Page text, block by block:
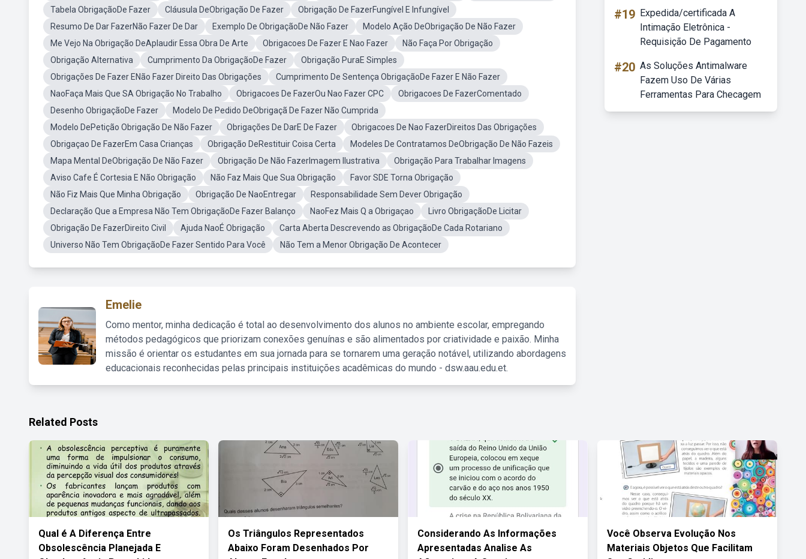
Tabela ObrigaçãoDe Fazer
Cláusula DeObrigação De Fazer
Obrigação De FazerFungível E Infungível
Resumo De Dar FazerNão Fazer De Dar
Exemplo De ObrigaçãoDe Não Fazer
Modelo Ação DeObrigação De Não Fazer
Me Vejo Na Obrigação DeAplaudir Essa Obra De Arte
Obrigacoes De Fazer E Nao Fazer
Não Faça Por Obrigação
Obrigação Alternativa
Cumprimento Da ObrigaçãoDe Fazer
Obrigação PuraE Simples
Obrigações De Fazer ENão Fazer Direito Das Obrigações
Cumprimento De Sentença ObrigaçãoDe Fazer E Não Fazer
NaoFaça Mais Que SA Obrigação No Trabalho
Obrigacoes De FazerOu Nao Fazer CPC
Obrigacoes De FazerComentado
Desenho ObrigaçãoDe Fazer
Modelo De Pedido DeObrigaçã De Fazer Não Cumprida
Modelo DePetição Obrigação De Não Fazer
Obrigações De DarE De Fazer
Obrigacoes De Nao FazerDireitos Das Obrigações
Obrigaçao De FazerEm Casa Crianças
Obrigação DeRestituir Coisa Certa
Modeles De Contratamos DeObrigação De Não Fazeis
Mapa Mental DeObrigação De Não Fazer
Obrigação De Não FazerImagem Ilustrativa
Obrigação Para Trabalhar Imagens
Aviso Cafe É Cortesia E Não Obrigação
Não Faz Mais Que Sua Obrigação
Favor SDE Torna Obrigação
Não Fiz Mais Que Minha Obrigação
Obrigação De NaoEntregar
Responsabilidade Sem Dever Obrigação
Declaração Que a Empresa Não Tem ObrigaçãoDe Fazer Balanço
NaoFez Mais Q a Obrigaçao
Livro ObrigaçãoDe Licitar
Obrigação De FazerDireito Civil
Ajuda NaoÉ Obrigação
Carta Aberta Descrevendo as ObrigaçãoDe Cada Rotariano
Universo Não Tem ObrigaçãoDe Fazer Sentido Para Você
Não Tem a Menor Obrigação De Acontecer
Emelie
Como mentor, minha dedicação é total ao desenvolvimento dos alunos no ambiente escolar, empregando
métodos pedagógicos que priorizam conexões genuínas e são alimentados por criatividade e paixão. Minha
missão é orientar os estudantes em sua jornada para se tornarem uma geração notável, utilizando abordagens
educacionais reconhecidas pelas principais instituições acadêmicas do mundo - dsw.aau.edu.et.
#19 Expedida/certificada A
Intimação Eletrônica -
Requisição De Pagamento
#20 As Soluções Antimalware
Fazem Uso De Várias
Ferramentas Para Checagem
Related Posts
Qual é A Diferença Entre
Obsolescência Planejada E
Os Triângulos Representados
Abaixo Foram Desenhados Por
Considerando As Informações
Apresentadas Analise As
Você Observa Evolução Nos
Materiais Objetos Que Facilitam